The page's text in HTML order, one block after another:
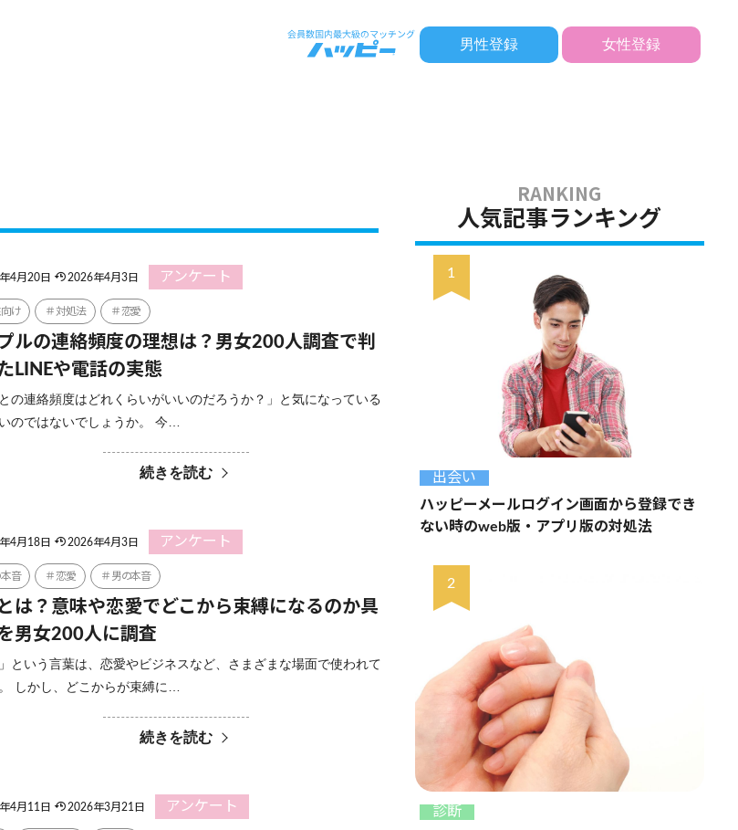
男性登録 女性登録
4月20日 2026年4月3日 アンケート
け 対処法 恋愛
ルの連絡頻度の理想は？男女200人調査で判
LINEや電話の実態
との連絡頻度はどれくらいがいいのだろうか？」と気になっている
のではないでしょうか。 今…
続きを読む
4月18日 2026年4月3日 アンケート
音 恋愛 男の本音
は？意味や恋愛でどこから束縛になるのか具
男女200人に調査
」という言葉は、恋愛やビジネスなど、さまざまな場面で使われて
しかし、どこからが束縛に…
続きを読む
4月11日 2026年3月21日 アンケート
人気記事ランキング
出会い
ハッピーメールログイン画面から登録でき
ない時のweb版・アプリ版の対処法
診断